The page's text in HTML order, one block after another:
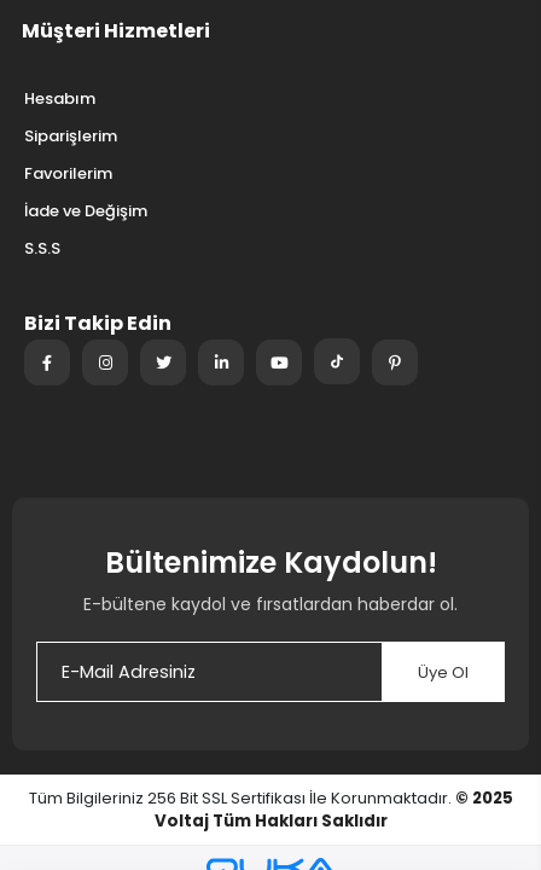
Müşteri Hizmetleri
Hesabım
Siparişlerim
Favorilerim
İade ve Değişim
S.S.S
Bizi Takip Edin
Bültenimize Kaydolun!
E-bültene kaydol ve fırsatlardan haberdar ol.
Üye Ol
Tüm Bilgileriniz 256 Bit SSL Sertifikası İle Korunmaktadır. © 2025
Voltaj Tüm Hakları Saklıdır